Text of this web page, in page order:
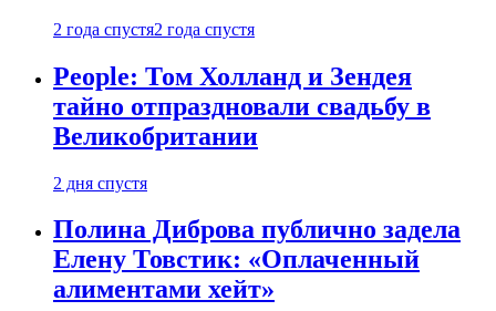
2 года спустя2 года спустя
People: Том Холланд и Зендея
тайно отпраздновали свадьбу в
Великобритании
2 дня спустя
Полина Диброва публично задела
Елену Товстик: «Оплаченный
алиментами хейт»